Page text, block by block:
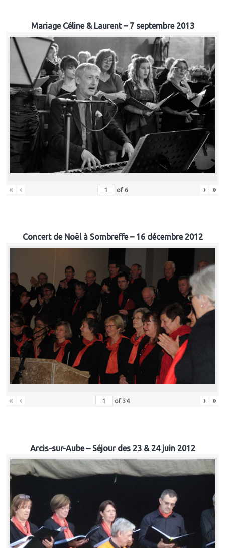
Mariage Céline & Laurent – 7 septembre 2013
« ‹ of 6 › »
Concert de Noël à Sombreffe – 16 décembre 2012
« ‹ of 34 › »
Arcis-sur-Aube – Séjour des 23 & 24 juin 2012